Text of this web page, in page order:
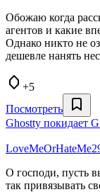
Обожаю когда
агентов и какие
Однако никто не
дешевле нанять
+5
Посмотреть
Ghostty покидает
LoveMeOrHateMe
О господи, пусть
так привязывать